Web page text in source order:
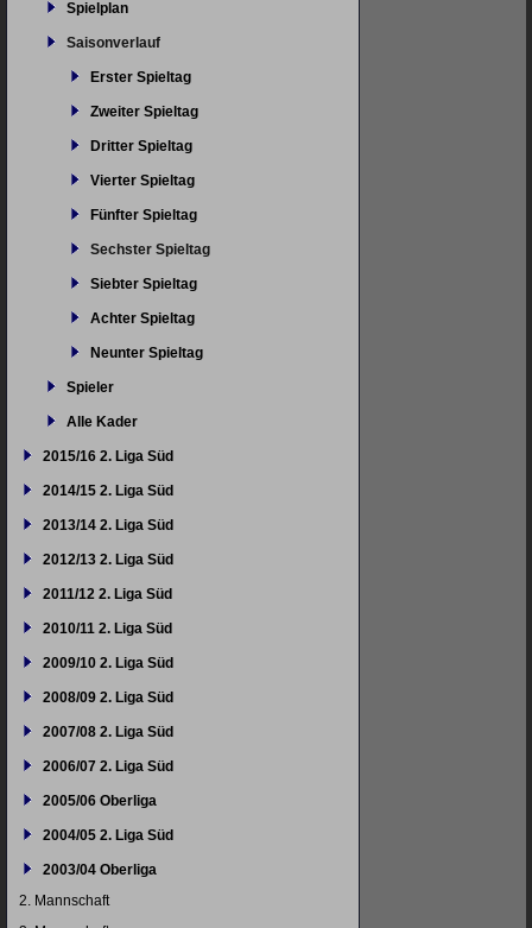
Spielplan
Saisonverlauf
Erster Spieltag
Zweiter Spieltag
Dritter Spieltag
Vierter Spieltag
Fünfter Spieltag
Sechster Spieltag
Siebter Spieltag
Achter Spieltag
Neunter Spieltag
Spieler
Alle Kader
2015/16 2. Liga Süd
2014/15 2. Liga Süd
2013/14 2. Liga Süd
2012/13 2. Liga Süd
2011/12 2. Liga Süd
2010/11 2. Liga Süd
2009/10 2. Liga Süd
2008/09 2. Liga Süd
2007/08 2. Liga Süd
2006/07 2. Liga Süd
2005/06 Oberliga
2004/05 2. Liga Süd
2003/04 Oberliga
2. Mannschaft